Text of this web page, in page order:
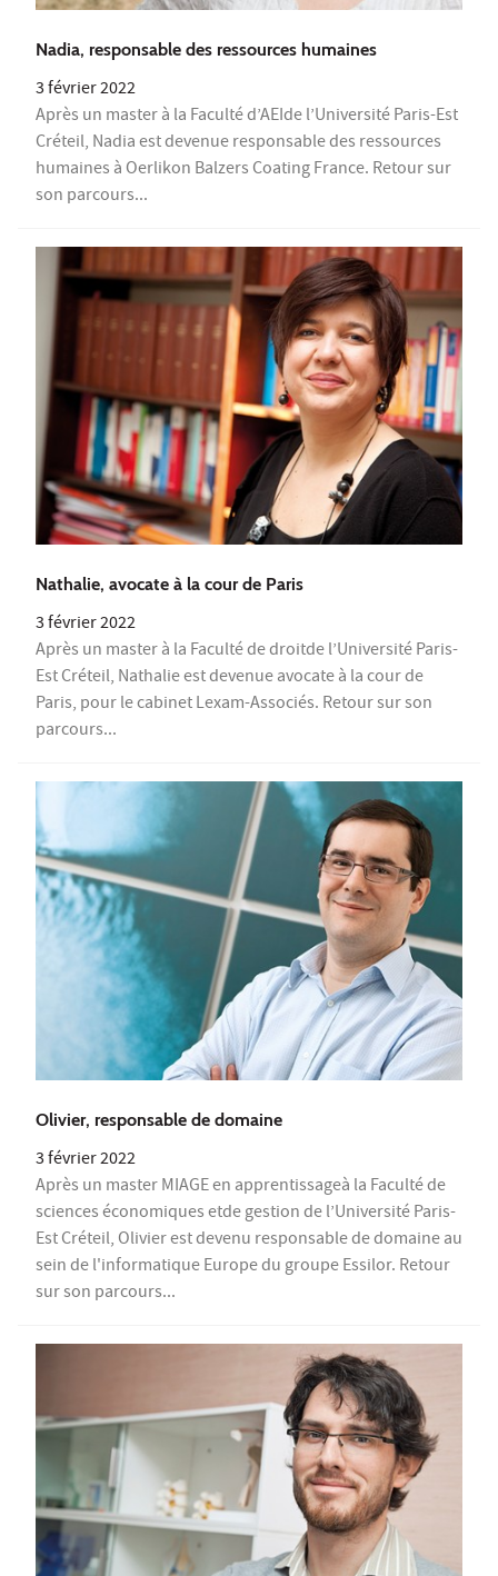
Nadia, responsable des ressources humaines
3 février 2022
Après un master à la Faculté d’AEIde l’Université Paris-Est
Créteil, Nadia est devenue responsable des ressources
humaines à Oerlikon Balzers Coating France. Retour sur
son parcours...
Nathalie, avocate à la cour de Paris
3 février 2022
Après un master à la Faculté de droitde l’Université Paris-
Est Créteil, Nathalie est devenue avocate à la cour de
Paris, pour le cabinet Lexam-Associés. Retour sur son
parcours...
Olivier, responsable de domaine
3 février 2022
Après un master MIAGE en apprentissageà la Faculté de
sciences économiques etde gestion de l’Université Paris-
Est Créteil, Olivier est devenu responsable de domaine au
sein de l'informatique Europe du groupe Essilor. Retour
sur son parcours...